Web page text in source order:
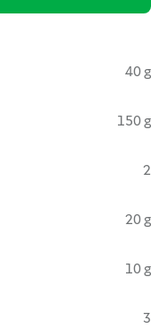
40 g
150 g
2
20 g
10 g
3